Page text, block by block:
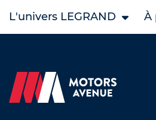
L'univers LEGRAND À